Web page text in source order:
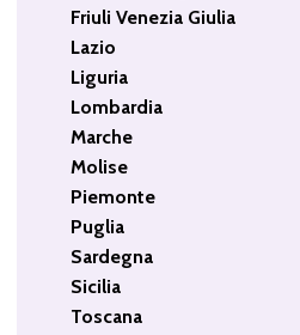
Friuli Venezia Giulia
Lazio
Liguria
Lombardia
Marche
Molise
Piemonte
Puglia
Sardegna
Sicilia
Toscana